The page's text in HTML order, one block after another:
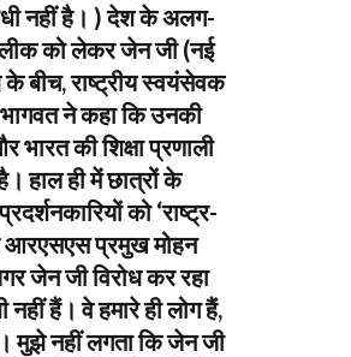
नहीं है। ) देश के अलग-
को लेकर जेन जी (नई
के बीच, राष्ट्रीय स्वयंसेवक
ने कहा कि उनकी
की शिक्षा प्रणाली
हाल ही में छात्रों के
को ‘राष्ट्र-
आरएसएस प्रमुख मोहन
जेन जी विरोध कर रहा
नहीं हैं। वे हमारे ही लोग हैं,
मुझे नहीं लगता कि जेन जी